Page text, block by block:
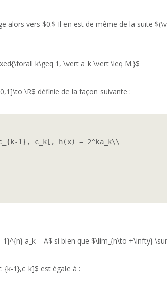
alors vers $0.$ Il en est de même de la suite
k\geq 1, \vert a_k \vert \leq M.}$
\R$ définie de la façon suivante :
1}, c_k[, h(x) = 2^ka_k\\
a_k = A$ si bien que $\lim_{n\to +\infty}
1},c_k]$ est égale à :